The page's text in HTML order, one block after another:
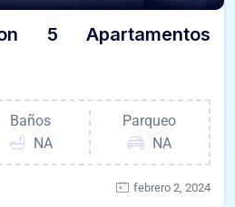
5 Apartamentos
Baños
NA
Parqueo
NA
febrero 2, 2024